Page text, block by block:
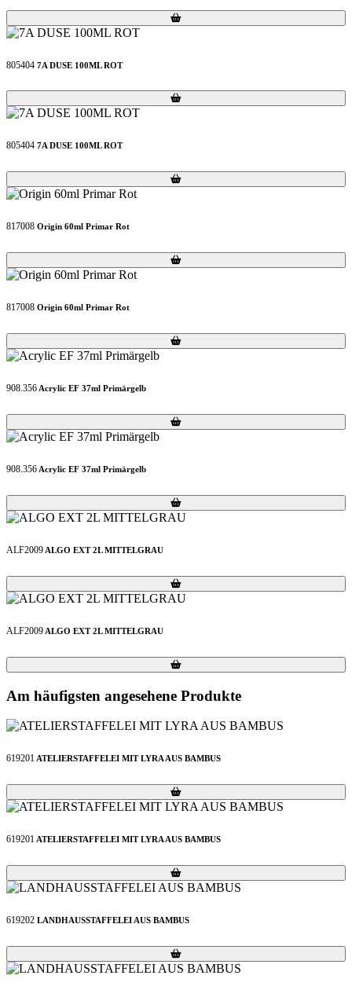
Loading...
Loading...
805404 7A DUSE 100ML ROT
Loading...
Loading...
805404 7A DUSE 100ML ROT
Loading...
Loading...
817008 Origin 60ml Primar Rot
Loading...
Loading...
817008 Origin 60ml Primar Rot
Loading...
Loading...
908.356 Acrylic EF 37ml Primärgelb
Loading...
Loading...
908.356 Acrylic EF 37ml Primärgelb
Loading...
Loading...
ALF2009 ALGO EXT 2L MITTELGRAU
Loading...
Loading...
ALF2009 ALGO EXT 2L MITTELGRAU
Loading...
Loading...
Am häufigsten angesehene Produkte
619201ATELIERSTAFFELEI MIT LYRA AUS BAMBUS
Loading...
Loading...
619201 ATELIERSTAFFELEI MIT LYRA AUS BAMBUS
Loading...
Loading...
619202 LANDHAUSSTAFFELEI AUS BAMBUS
Loading...
Loading...